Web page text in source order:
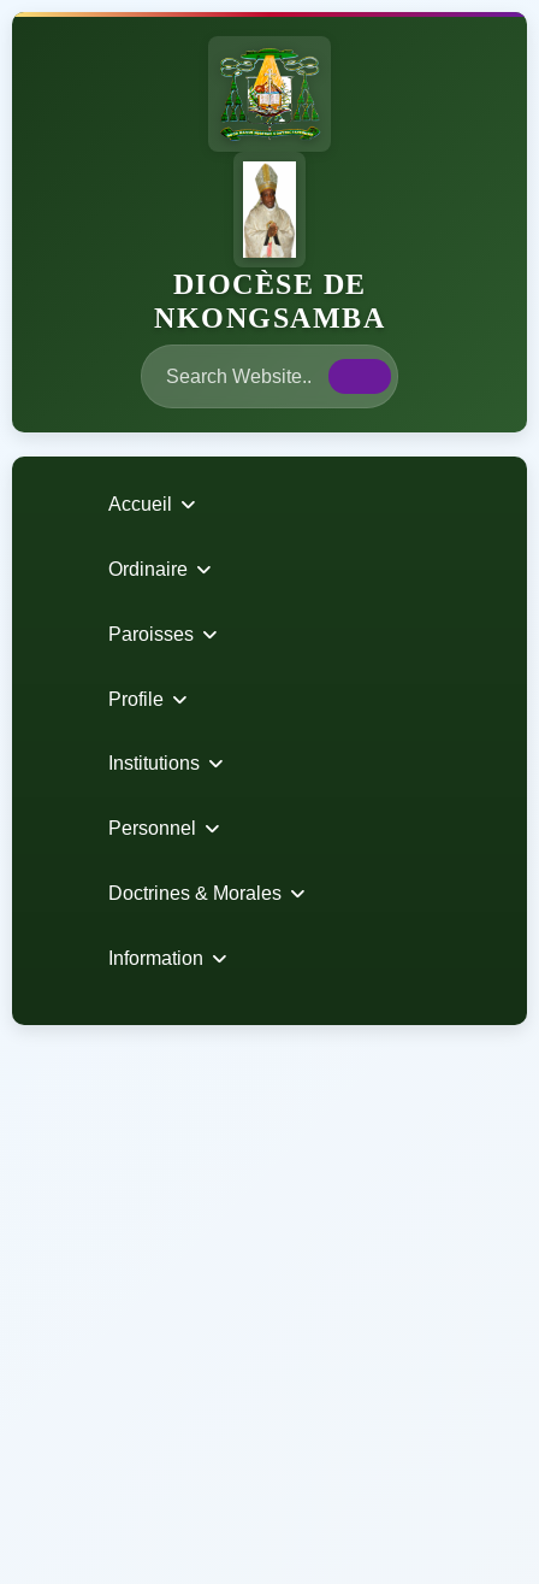
DIOCÈSE DE
NKONGSAMBA
Accueil
Ordinaire
Paroisses
Profile
Institutions
Personnel
Doctrines & Morales
Information